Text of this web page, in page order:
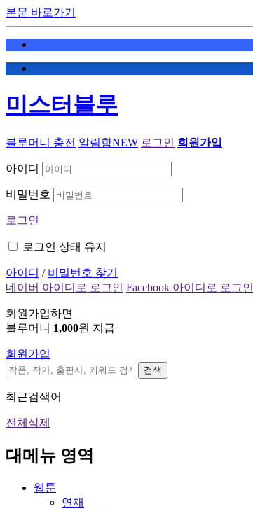
본문 바로가기
미스터블루
블루머니 충전 알림함NEW 로그인 회원가입
아이디
비밀번호
로그인
로그인 상태 유지
아이디 / 비밀번호 찾기
네이버 아이디로 로그인 Facebook 아이디로 로그인
회원가입하면
블루머니 1,000원 지급
회원가입
검색
최근검색어
전체삭제
대메뉴 영역
웹툰
연재